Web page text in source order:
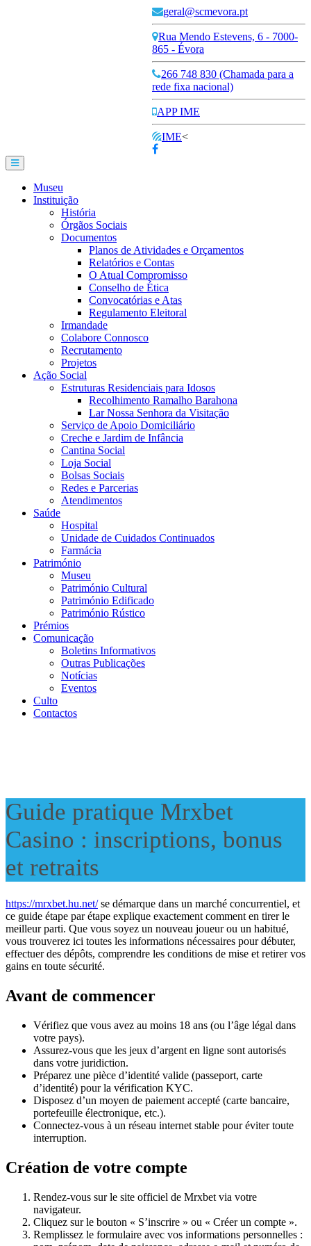
geral@scmevora.pt
Rua Mendo Estevens, 6 - 7000-
865 - Évora
266 748 830 (Chamada para a
rede fixa nacional)
APP IME
IME<
Museu
Instituição
História
Órgãos Sociais
Documentos
Planos de Atividades e Orçamentos
Relatórios e Contas
O Atual Compromisso
Conselho de Ética
Convocatórias e Atas
Regulamento Eleitoral
Irmandade
Colabore Connosco
Recrutamento
Projetos
Ação Social
Estruturas Residenciais para Idosos
Recolhimento Ramalho Barahona
Lar Nossa Senhora da Visitação
Serviço de Apoio Domiciliário
Creche e Jardim de Infância
Cantina Social
Loja Social
Bolsas Sociais
Redes e Parcerias
Atendimentos
Saúde
Hospital
Unidade de Cuidados Continuados
Farmácia
Património
Museu
Património Cultural
Património Edificado
Património Rústico
Prémios
Comunicação
Boletins Informativos
Outras Publicações
Notícias
Eventos
Culto
Contactos
Guide pratique Mrxbet
Casino : inscriptions, bonus
et retraits
https://mrxbet.hu.net/se démarque dans un marché concurrentiel, et
ce guide étape par étape explique exactement comment en tirer le
meilleur parti. Que vous soyez un nouveau joueur ou un habitué,
vous trouverez ici toutes les informations nécessaires pour débuter,
effectuer des dépôts, comprendre les conditions de mise et retirer vos
gains en toute sécurité.
Avant de commencer
Vérifiez que vous avez au moins 18 ans (ou l’âge légal dans
votre pays).
Assurez-vous que les jeux d’argent en ligne sont autorisés
dans votre juridiction.
Préparez une pièce d’identité valide (passeport, carte
d’identité) pour la vérification KYC.
Disposez d’un moyen de paiement accepté (carte bancaire,
portefeuille électronique, etc.).
Connectez-vous à un réseau internet stable pour éviter toute
interruption.
Création de votre compte
Rendez-vous sur le site officiel de Mrxbet via votre
navigateur.
Cliquez sur le bouton « S’inscrire » ou « Créer un compte ».
Remplissez le formulaire avec vos informations personnelles :